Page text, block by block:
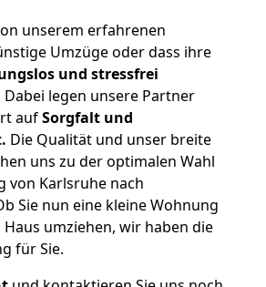
unserem erfahrenen
Umzüge oder dass ihre
und stressfrei
legen unsere Partner
aufSorgfalt und
Die Qualität und unser breite
uns zu der optimalen Wahl
von Karlsruhe nach
Sie nun eine kleine Wohnung
umziehen, wir haben die
für Sie.